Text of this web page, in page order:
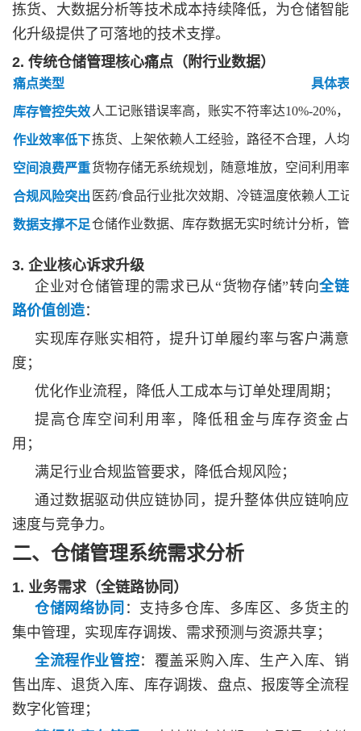
拣货、大数据分析等技术成本持续降低，为仓储智能
化升级提供了可落地的技术支撑。
2. 传统仓储管理核心痛点（附行业数据）
痛点类型 具体表
库存管控失效 人工记账错误率高，账实不符率达10%-20%，
作业效率低下拣货、上架依赖人工经验，路径不合理，人均
空间浪费严重货物存储无系统规划，随意堆放，空间利用率
合规风险突出 医药/食品行业批次效期、冷链温度依赖人工记
数据支撑不足仓储作业数据、库存数据无实时统计分析，管
3. 企业核心诉求升级
企业对仓储管理的需求已从 “货物存储”转向全链
路价值创造：
实现库存账实相符，提升订单履约率与客户满意
度；
优化作业流程，降低人工成本与订单处理周期；
提高仓库空间利用率，降低租金与库存资金占
用；
满足行业合规监管要求，降低合规风险；
通过数据驱动供应链协同，提升整体供应链响应
速度与竞争力。
二、仓储管理系统需求分析
1. 业务需求（全链路协同）
仓储网络协同 ：支持多仓库、多库区、多货主的
集中管理，实现库存调拨、需求预测与资源共享；
全流程作业管控：覆盖采购入库、生产入库、销
售出库、退货入库、库存调拨、盘点、报废等全流程
数字化管理；